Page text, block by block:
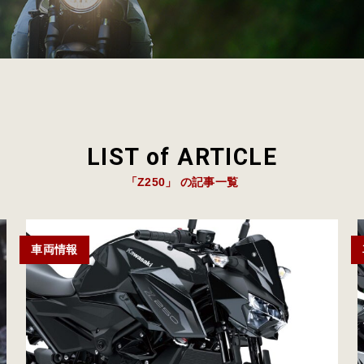
LIST of ARTICLE
「Z250」 の記事一覧
車両情報